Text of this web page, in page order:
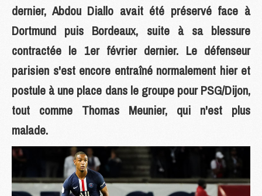
dernier, Abdou Diallo avait été préservé face à
Dortmund puis Bordeaux, suite à sa blessure
contractée le 1er février dernier. Le défenseur
parisien s'est encore entraîné normalement hier et
postule à une place dans le groupe pour PSG/Dijon,
tout comme Thomas Meunier, qui n'est plus
malade.